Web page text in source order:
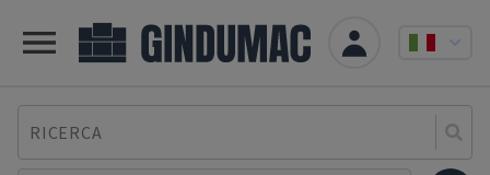
RICERCA